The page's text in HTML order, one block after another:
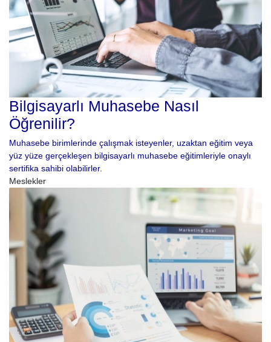
Bilgisayarlı Muhasebe Nasıl
Öğrenilir?
Muhasebe birimlerinde çalışmak isteyenler, uzaktan eğitim veya
yüz yüze gerçekleşen bilgisayarlı muhasebe eğitimleriyle onaylı
sertifika sahibi olabilirler.
Meslekler